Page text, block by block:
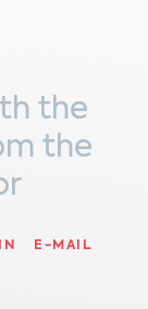
the
the
E-MAIL